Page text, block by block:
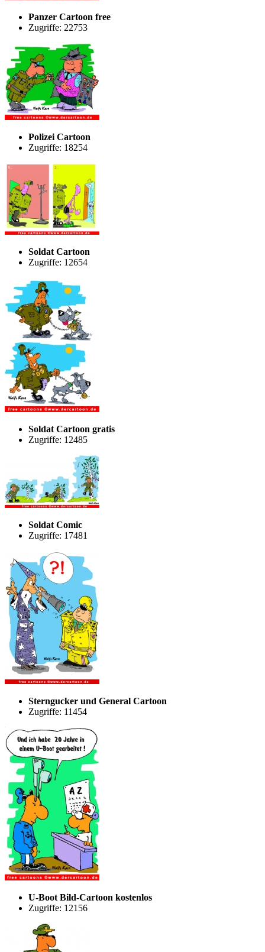
Panzer Cartoon free
Zugriffe: 22753
Polizei Cartoon
Zugriffe: 18254
Soldat Cartoon
Zugriffe: 12654
Soldat Cartoon gratis
Zugriffe: 12485
Soldat Comic
Zugriffe: 17481
Sterngucker und General Cartoon
Zugriffe: 11454
U-Boot Bild-Cartoon kostenlos
Zugriffe: 12156